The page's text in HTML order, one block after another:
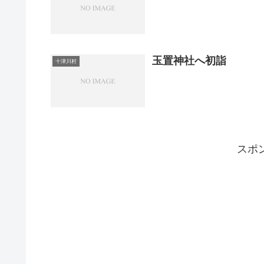
十津川村 玉置神社へ初詣
スポ